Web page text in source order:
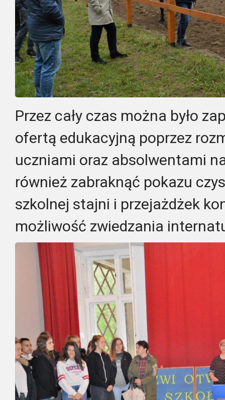
Przez cały czas można było
ofertą edukacyjną poprzez
uczniami oraz absolwentami
również zabraknąć pokazu
szkolnej stajni i przejażdżek
możliwość zwiedzania